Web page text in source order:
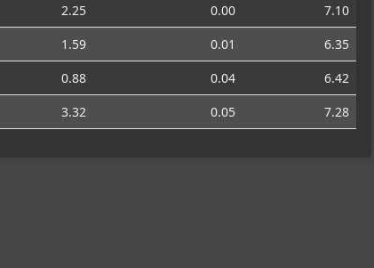
2.25 0.00
7.10
1.59 0.01
6.35
0.88 0.04
6.42
3.32 0.05 7.28